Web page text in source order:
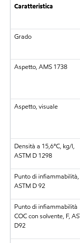
Caratteristica
Grado
Aspetto, AMS 1738
Aspetto, visuale
Densità a 15,6°C, kg/l,
ASTM D 1298
Punto di infiammabilità,
ASTM D 92
Punto di infiammabilità
COC con solvente, F,
D92